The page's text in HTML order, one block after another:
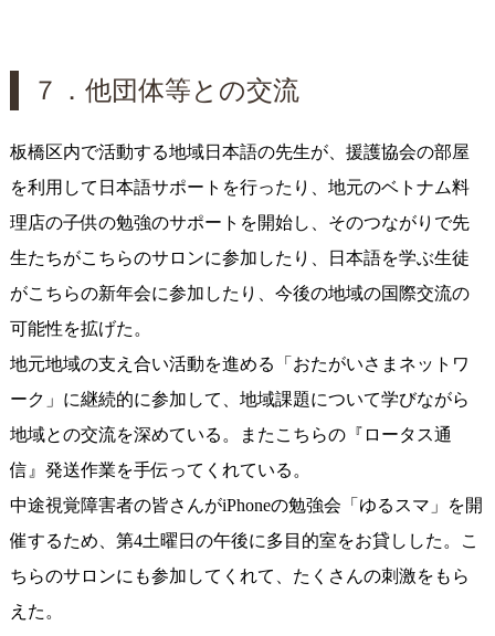
７．他団体等との交流
板橋区内で活動する地域日本語の先生が、援護協会の部屋
を利用して日本語サポートを行ったり、地元のベトナム料
理店の子供の勉強のサポートを開始し、そのつながりで先
生たちがこちらのサロンに参加したり、日本語を学ぶ生徒
がこちらの新年会に参加したり、今後の地域の国際交流の
可能性を拡げた。
地元地域の支え合い活動を進める「おたがいさまネットワ
ーク」に継続的に参加して、地域課題について学びながら
地域との交流を深めている。またこちらの『ロータス通
信』発送作業を手伝ってくれている。
中途視覚障害者の皆さんがiPhoneの勉強会「ゆるスマ」を開
催するため、第4土曜日の午後に多目的室をお貸しした。こ
ちらのサロンにも参加してくれて、たくさんの刺激をもら
えた。